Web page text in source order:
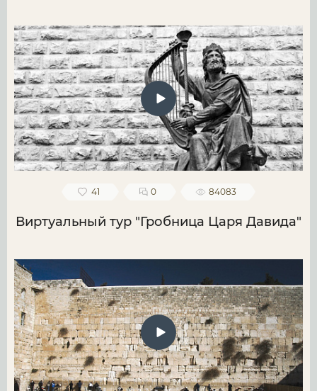
41 0 84083
Виртуальный тур "Гробница Царя Давида"